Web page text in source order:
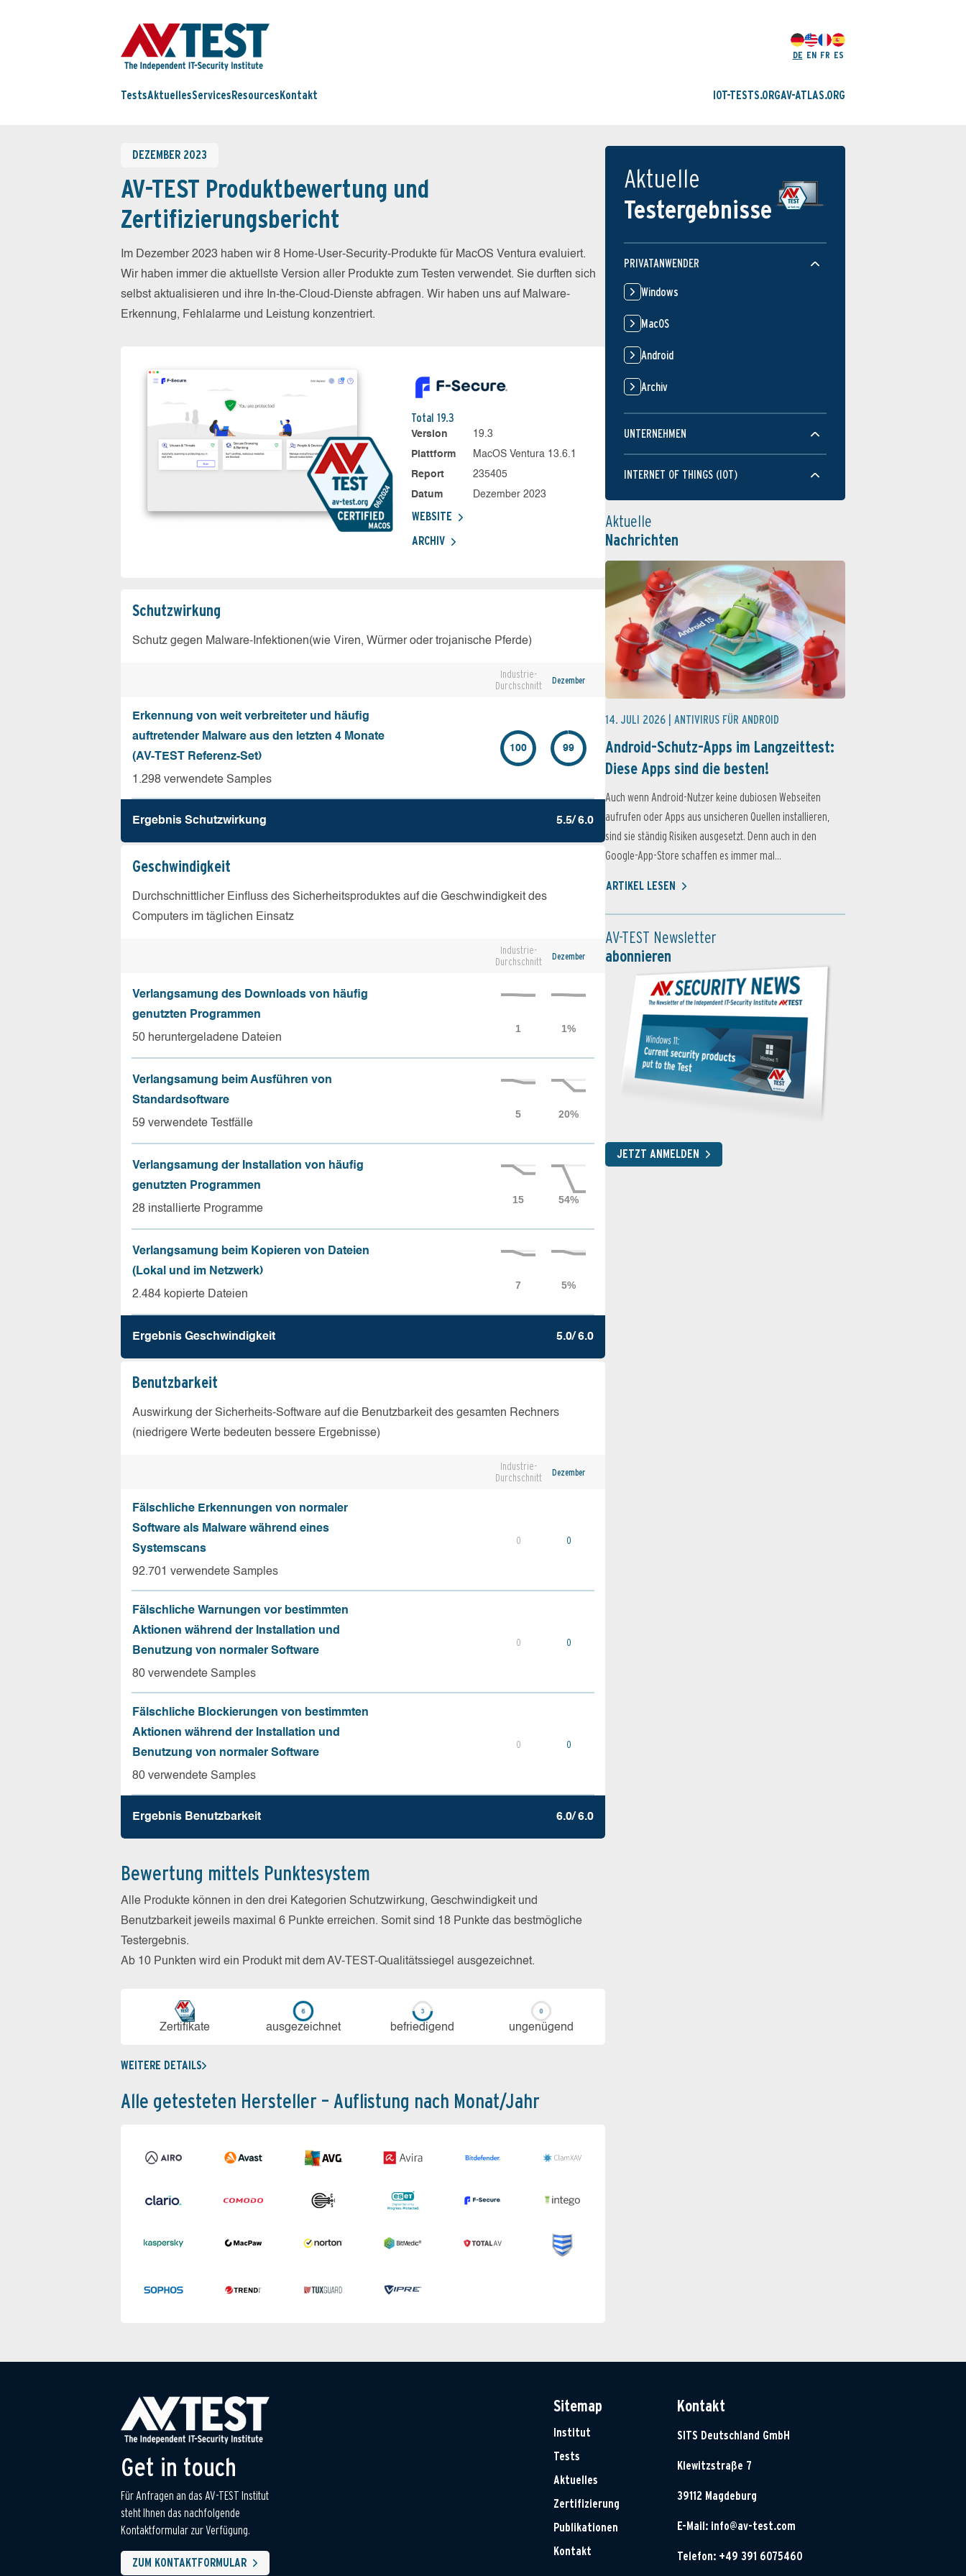
DE EN FR ES
TestsAktuellesServices Resources Kontakt IOT-TESTS.ORGAV-ATLAS.ORG
DEZEMBER 2023
AV-TEST Produktbewertung und
Zertifizierungsbericht
Im Dezember 2023 haben wir 8 Home-User-Security-Produkte für MacOS Ventura evaluiert.
Wir haben immer die aktuellste Version aller Produkte zum Testen verwendet. Sie durften sich
selbst aktualisieren und ihre In-the-Cloud-Dienste abfragen. Wir haben uns auf Malware-
Erkennung, Fehlalarme und Leistung konzentriert.
Total 19.3
Version
19.3
Plattform
MacOS Ventura 13.6.1
Report
235405
Datum
Dezember 2023
WEBSITE
ARCHIV
Schutz­wirkung
Schutz gegen Malware-Infektionen(wie Viren, Würmer oder trojanische Pferde)
Industrie-
Durchschnitt
Dezember
Erkennung von weit verbreiteter und häufig
auftretender Malware aus den letzten 4 Monate
(AV-TEST Referenz-Set)
1.298 verwendete Samples
100 99
Ergebnis Schutz­wirkung 5.5/ 6.0
Geschw­indigkeit
Durchschnittlicher Einfluss des Sicherheitsproduktes auf die Geschwindigkeit des
Computers im täglichen Einsatz
Industrie-
Durchschnitt
Dezember
Verlangsamung des Downloads von häufig
genutzten Programmen
50 heruntergeladene Dateien
Verlangsamung beim Ausführen von
Standardsoftware
59 verwendete Testfälle
Verlangsamung der Installation von häufig
genutzten Programmen
28 installierte Programme
Verlangsamung beim Kopieren von Dateien
(Lokal und im Netzwerk)
2.484 kopierte Dateien
Ergebnis Geschw­indigkeit 5.0/ 6.0
Benutz­barkeit
Auswirkung der Sicherheits-Software auf die Benutzbarkeit des gesamten Rechners
(niedrigere Werte bedeuten bessere Ergebnisse)
Industrie-
Durchschnitt
Dezember
Fälschliche Erkennungen von normaler
Software als Malware während eines
Systemscans
92.701 verwendete Samples
0 0
Fälschliche Warnungen vor bestimmten
Aktionen während der Installation und
Benutzung von normaler Software
80 verwendete Samples
0 0
Fälschliche Blockierungen von bestimmten
Aktionen während der Installation und
Benutzung von normaler Software
80 verwendete Samples
0 0
Ergebnis Benutz­barkeit 6.0/ 6.0
Bewertung mittels Punktesystem
Alle Produkte können in den drei Kategorien Schutzwirkung, Geschwindigkeit und
Benutzbarkeit jeweils maximal 6 Punkte erreichen. Somit sind 18 Punkte das bestmögliche
Testergebnis.
Ab 10 Punkten wird ein Produkt mit dem AV-TEST-Qualitätssiegel ausgezeichnet.
Zerti­fikate aus­ge­zeich­net be­frie­di­gend un­ge­nü­gend
WEITERE DETAILS
Alle getesteten Hersteller – Auflistung nach Monat/Jahr
Aktuelle
Testergebnisse
PRIVATANWENDER
Windows
MacOS
Android
Archiv
UNTERNEHMEN
INTERNET OF THINGS (IOT)
Aktuelle
Nachrichten
14. JULI 2026 | ANTIVIRUS FÜR ANDROID
Android-Schutz-Apps im Langzeittest:
Diese Apps sind die besten!
Auch wenn Android-Nutzer keine dubiosen Webseiten
aufrufen oder Apps aus unsicheren Quellen installieren,
sind sie ständig Risiken ausgesetzt. Denn auch in den
Google-App-Store schaffen es immer mal...
ARTIKEL LESEN
AV-TEST Newsletter
abonnieren
JETZT ANMELDEN
Get in touch
Für Anfragen an das AV-TEST Institut
steht Ihnen das nachfolgende
Kontaktformular zur Verfügung.
ZUM KONTAKTFORMULAR
Sitemap
Institut
Tests
Aktuelles
Zertifizierung
Publikationen
Kontakt
Kontakt
SITS Deutschland GmbH
Klewitzstraße 7
39112 Magdeburg
E-Mail: info@av-test.com
Telefon: +49 391 6075460